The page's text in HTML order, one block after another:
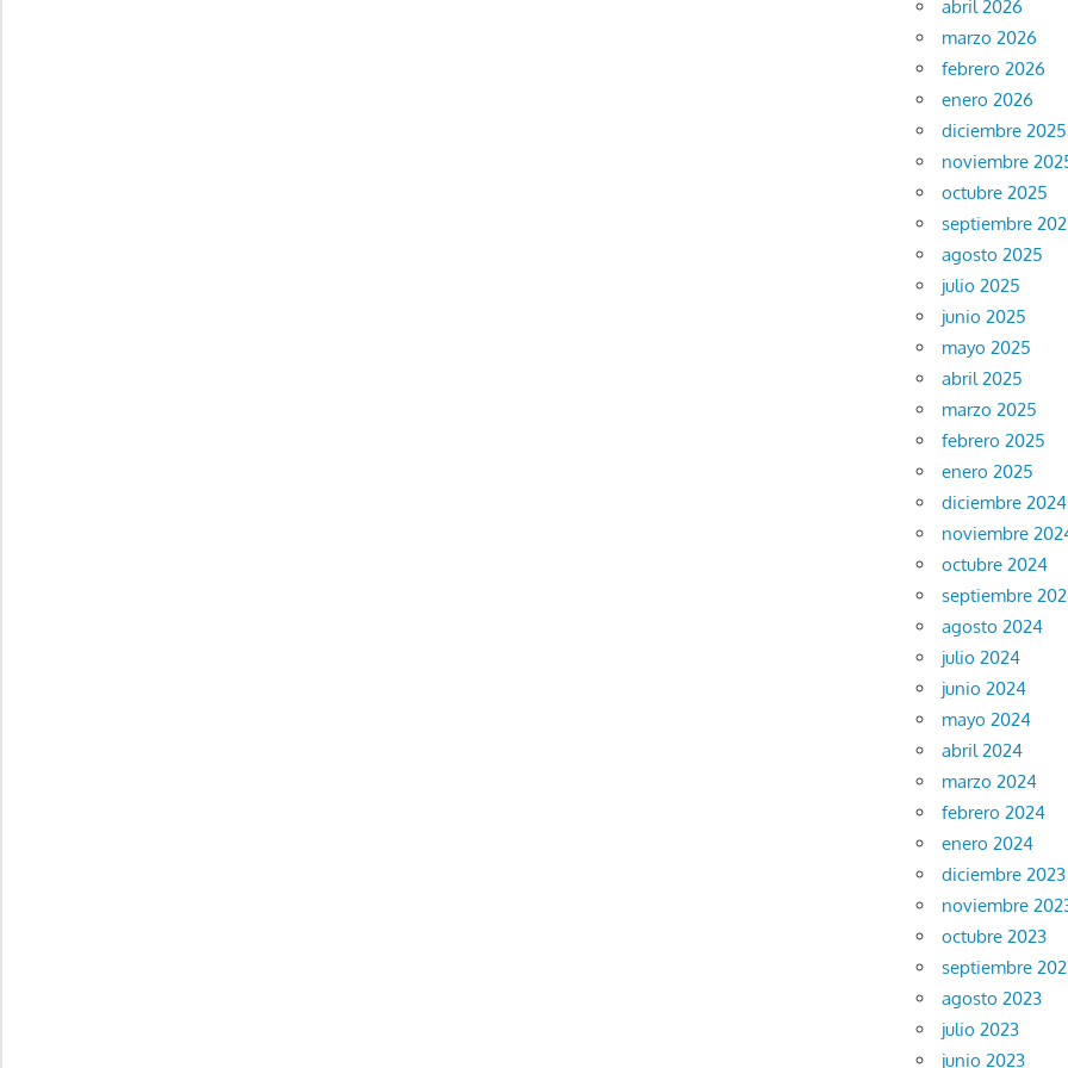
abril 2026
marzo 2026
febrero 2026
enero 2026
diciembre 2025
noviembre
octubre 2025
septiembre
agosto 2025
julio 2025
junio 2025
mayo 2025
abril 2025
marzo 2025
febrero 2025
enero 2025
diciembre 2024
noviembre
octubre 2024
septiembre
agosto 2024
julio 2024
junio 2024
mayo 2024
abril 2024
marzo 2024
febrero 2024
enero 2024
diciembre 2023
noviembre
octubre 2023
septiembre
agosto 2023
julio 2023
junio 2023